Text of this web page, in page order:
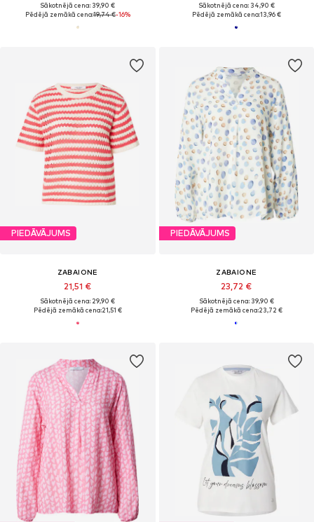
Sākotnējā cena: 39,90 €
Pēdējā zemākā cena:19,74 €-16%
Sākotnējā cena: 34,90 €
Pēdējā zemākā cena:13,96 €
PIEDĀVĀJUMS
ZABAIONE
21,51 €
Sākotnējā cena: 29,90 €
Pēdējā zemākā cena:21,51 €
PIEDĀVĀJUMS
ZABAIONE
23,72 €
Sākotnējā cena: 39,90 €
Pēdējā zemākā cena:23,72 €